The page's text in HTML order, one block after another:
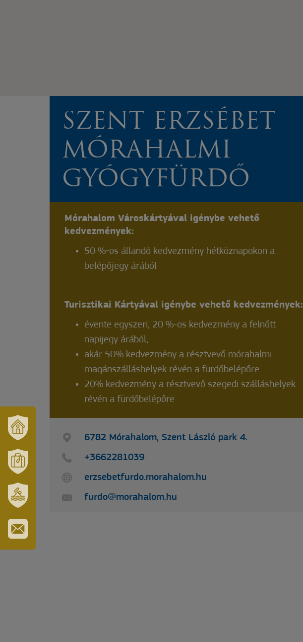
ÉS
TÉRSÉGÜNK
MÓRAHALOM
TURISZTIKA
ERZSÉBET
GYÓGYFÜRDŐ
IRATKOZZON
SZENT ERZSÉBET
MÓRAHALMI
GYÓGYFÜRDŐ
Mórahalom Városkártyával igénybe vehető
kedvezmények:
50 %-os állandó kedvezmény hétköznapokon a
belépőjegy árából
Turisztikai Kártyával igénybe vehető kedvezmények:
évente egyszeri, 20 %-os kedvezmény a felnőtt
napijegy árából,
akár 50% kedvezmény a résztvevő mórahalmi
magánszálláshelyek révén a fürdőbelépőre
20% kedvezmény a résztvevő szegedi szálláshelyek
révén a fürdőbelépőre
6782 Mórahalom, Szent László park 4.
+3662281039
erzsebetfurdo.morahalom.hu
furdo@morahalom.hu